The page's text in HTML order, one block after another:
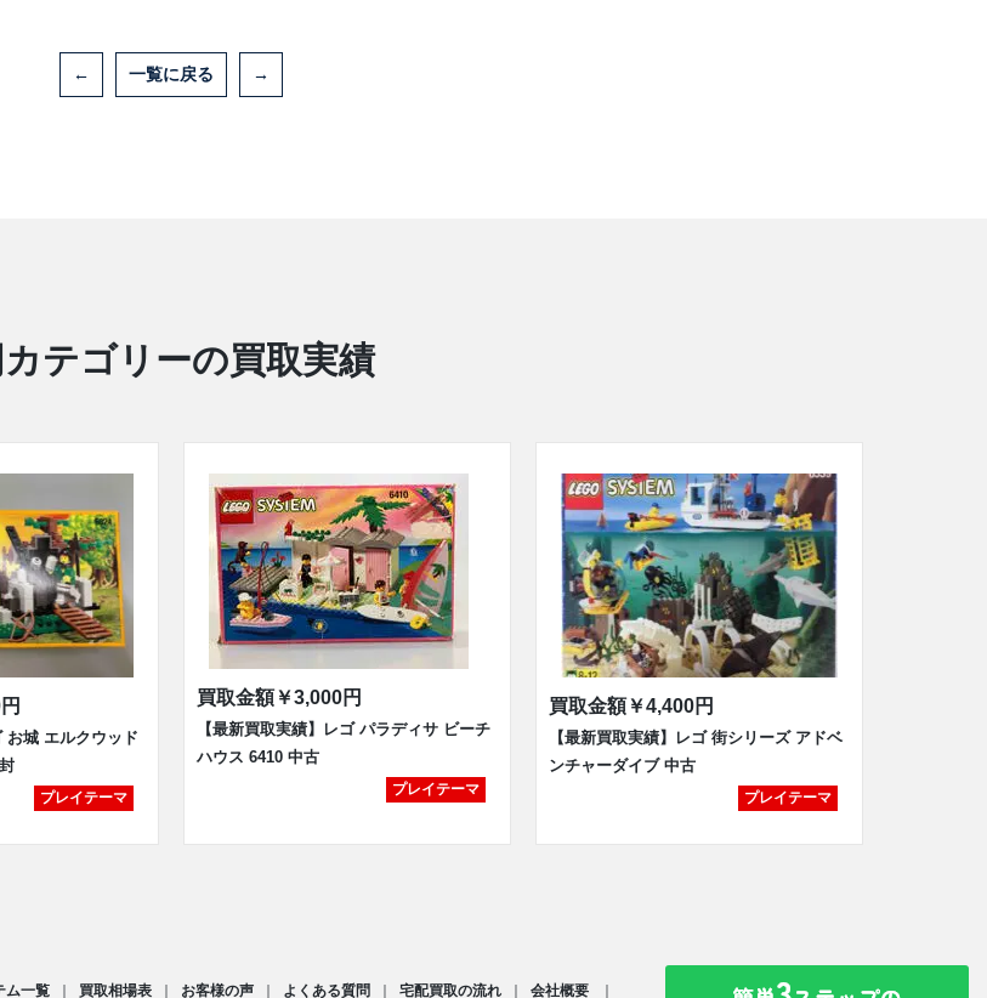
← 一覧に戻る →
カテゴリーの買取実績
お城 エルクウッド
プレイテーマ
買取金額￥3,000円
【最新買取実績】レゴ パラディサ ビーチ
ハウス 6410 中古
プレイテーマ
買取金額￥4,400円
【最新買取実績】レゴ 街シリーズ アドベ
ンチャーダイブ 中古
プレイテーマ
ム一覧 買取相場表 お客様の声 よくある質問 宅配買取の流れ 会社概要